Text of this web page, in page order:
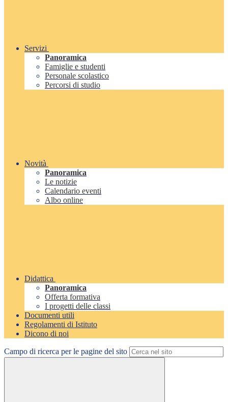
Servizi
Panoramica
Famiglie e studenti
Personale scolastico
Percorsi di studio
Novità
Panoramica
Le notizie
Calendario eventi
Albo online
Didattica
Panoramica
Offerta formativa
I progetti delle classi
Documenti utili
Regolamenti di Istituto
Dicono di noi
Campo di ricerca per le pagine del sito